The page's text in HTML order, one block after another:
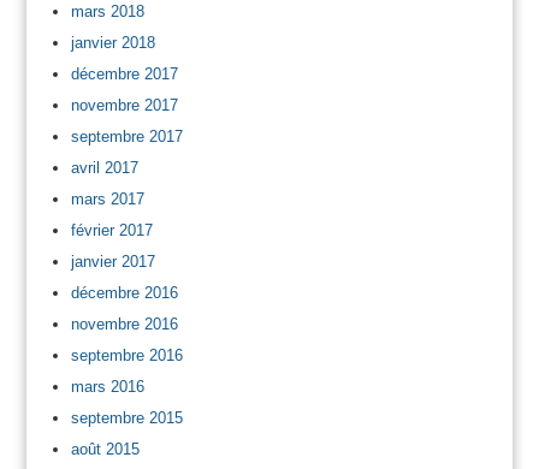
mars 2018
janvier 2018
décembre 2017
novembre 2017
septembre 2017
avril 2017
mars 2017
février 2017
janvier 2017
décembre 2016
novembre 2016
septembre 2016
mars 2016
septembre 2015
août 2015